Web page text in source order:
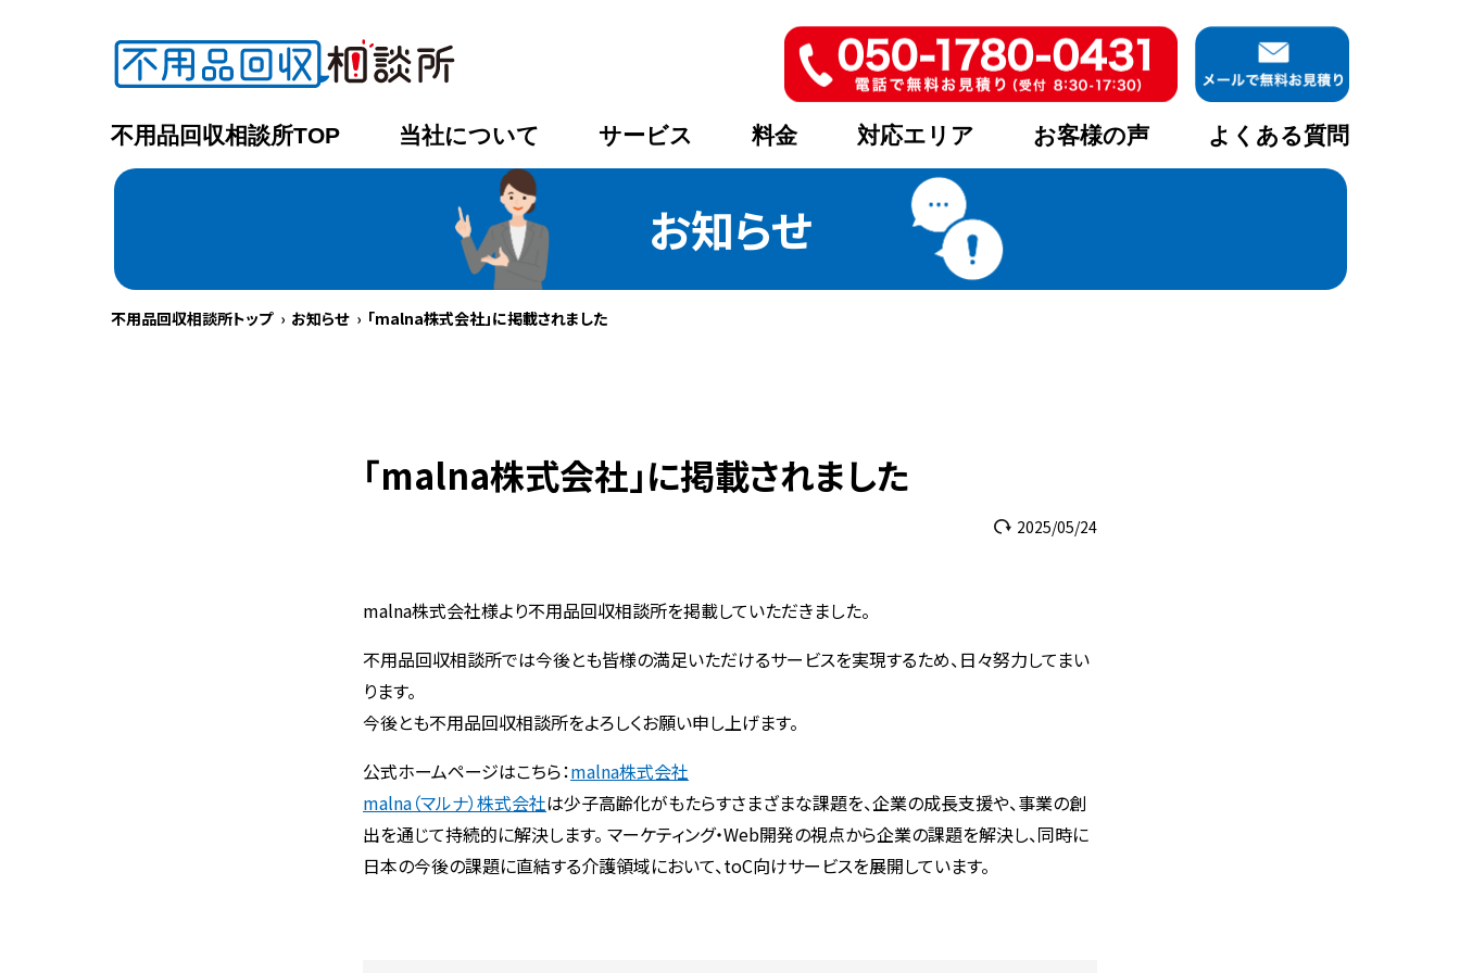
不用品回収相談所TOP 当社について サービス 料金 対応エリア お客様の声 よくある質問
お知らせ
不用品回収相談所トップ お知らせ 「malna株式会社」に掲載されました
「malna株式会社」に掲載されました
2025/05/24
malna株式会社様より不用品回収相談所を掲載していただきました。
不用品回収相談所では今後とも皆様の満足いただけるサービスを実現するため、日々努力してまい
ります。
今後とも不用品回収相談所をよろしくお願い申し上げます。
公式ホームページはこちら：malna株式会社
malna（マルナ）株式会社は少子高齢化がもたらすさまざまな課題を、企業の成長支援や、事業の創
出を通じて持続的に解決します。 マーケティング・Web開発の視点から企業の課題を解決し、同時に
日本の今後の課題に直結する介護領域において、toC向けサービスを展開しています。